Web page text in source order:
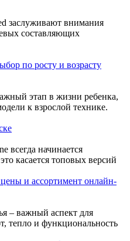
заслуживают внимания
составляющих
по росту и возрасту
этап в жизни ребенка,
к взрослой технике.
всегда начинается
касается топовых версий
и ассортимент онлайн-
– важный аспект для
тепло и функциональность